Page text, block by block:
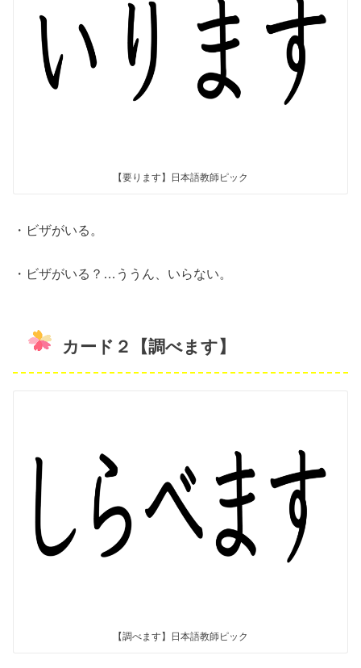
【要ります】日本語教師ピック
・ビザがいる。
・ビザがいる？…ううん、いらない。
カード２【調べます】
【調べます】日本語教師ピック